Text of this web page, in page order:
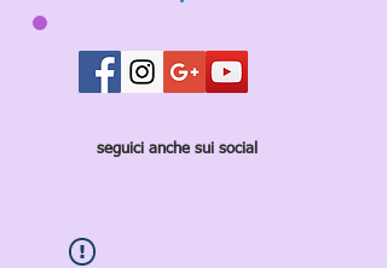
seguici anche sui social